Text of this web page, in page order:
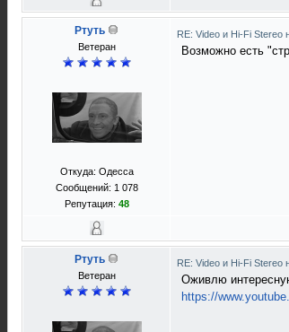
Ртуть
Ветеран
Откуда: Одесса
Сообщений: 1 078
Репутация: 48
RE: Video и Hi-Fi Stereo
Возможно есть
Ртуть
Ветеран
RE: Video и Hi-Fi Stereo
Оживлю
https://